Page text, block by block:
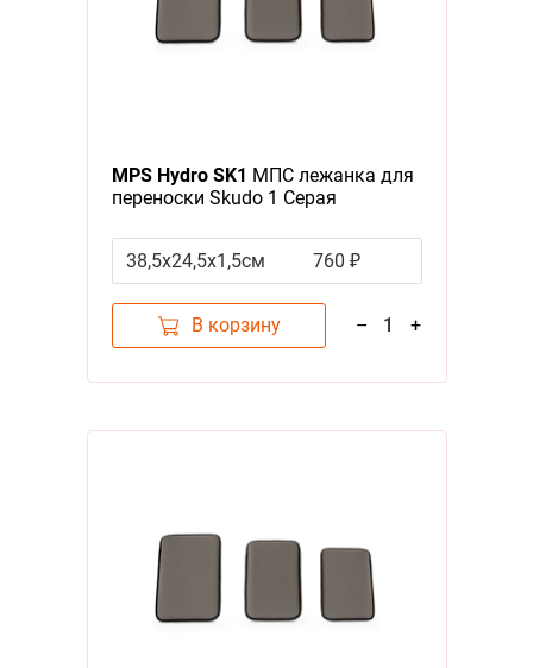
MPS Hydro SK1 МПС лежанка для
переноски Skudo 1 Серая
38,5x24,5x1,5см 760 ₽
В корзину – 1 +